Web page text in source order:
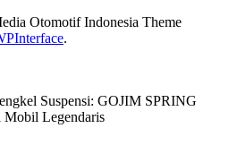
Otomotif Indonesia Theme
.
Suspensi: GOJIM SPRING
Legendaris